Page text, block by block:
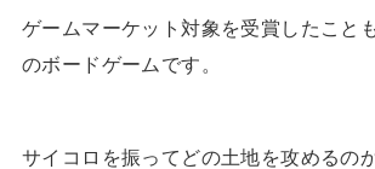
ゲームマーケット対象を受賞したこと
のボードゲームです。
サイコロを振ってどの土地を攻めるの